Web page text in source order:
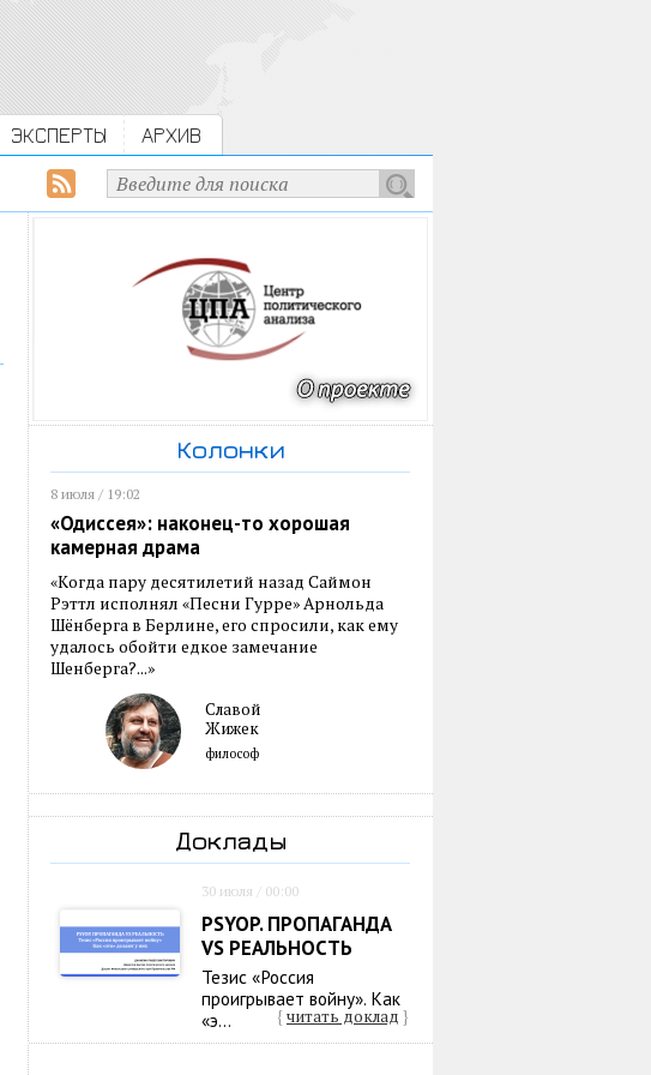
ЭКСПЕРТЫ АРХИВ
Колонки
8 июля / 19:02
«Одиссея»: наконец-то хорошая
камерная драма
«Когда пару десятилетий назад Саймон
Рэттл исполнял «Песни Гурре» Арнольда
Шёнберга в Берлине, его спросили, как ему
удалось обойти едкое замечание
Шенберга?...»
Славой
Жижек
философ
Доклады
30 июля / 00:00
PSYOP. ПРОПАГАНДА
VS РЕАЛЬНОСТЬ
Тезис «Россия
проигрывает войну». Как
«э...
{ читать доклад }